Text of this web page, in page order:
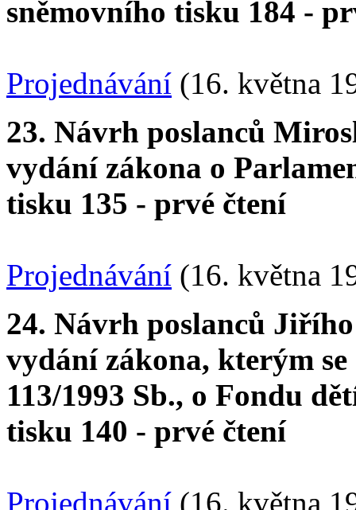
sněmovního tisku 184 -
Projednávání (16. května
23. Návrh poslanců
vydání zákona o
tisku 135 - prvé čtení
Projednávání (16. května
24. Návrh poslanců
vydání zákona, kterým
113/1993 Sb., o Fondu
tisku 140 - prvé čtení
Projednávání (16. května